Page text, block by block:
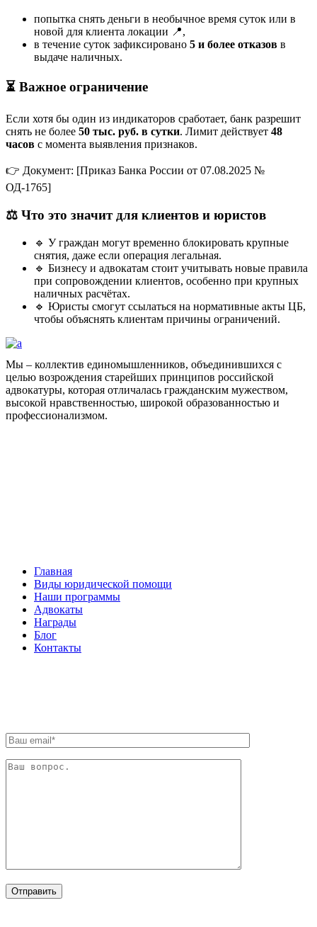
попытка снять деньги в необычное время суток или в
новой для клиента локации 📍,
в течение суток зафиксировано 5 и более отказов в
выдаче наличных.
⏳ Важное ограничение
Если хотя бы один из индикаторов сработает, банк разрешит
снять не более 50 тыс. руб. в сутки. Лимит действует 48
часов с момента выявления признаков.
👉 Документ: [Приказ Банка России от 07.08.2025 №
ОД-1765]
⚖️ Что это значит для клиентов и юристов
🔹 У граждан могут временно блокировать крупные
снятия, даже если операция легальная.
🔹 Бизнесу и адвокатам стоит учитывать новые правила
при сопровождении клиентов, особенно при крупных
наличных расчётах.
🔹 Юристы смогут ссылаться на нормативные акты ЦБ,
чтобы объяснять клиентам причины ограничений.
Мы – коллектив единомышленников, объединившихся с
целью возрождения старейших принципов российской
адвокатуры, которая отличалась гражданским мужеством,
высокой нравственностью, широкой образованностью и
профессионализмом.
Главная
Виды юридической помощи
Наши программы
Адвокаты
Награды
Блог
Контакты